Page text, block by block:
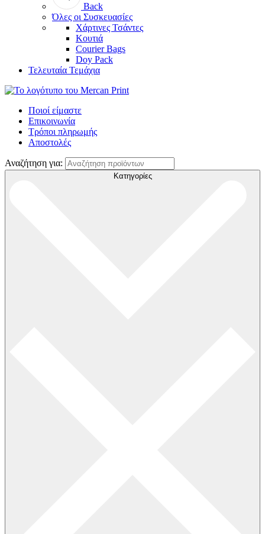
Back
Όλες οι Συσκευασίες
Χάρτινες Τσάντες
Κουτιά
Courier Bags
Doy Pack
Τελευταία Τεμάχια
Ποιοί είμαστε
Επικοινωνία
Τρόποι πληρωμής
Αποστολές
Αναζήτηση για:
Κατηγορίες